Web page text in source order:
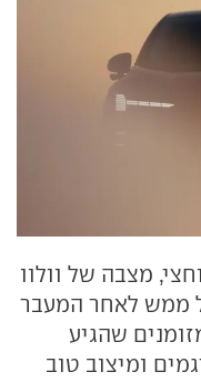
מצבה של וולוו
ממש לאחר המעבר
שהגיע
ומיצוב טוב